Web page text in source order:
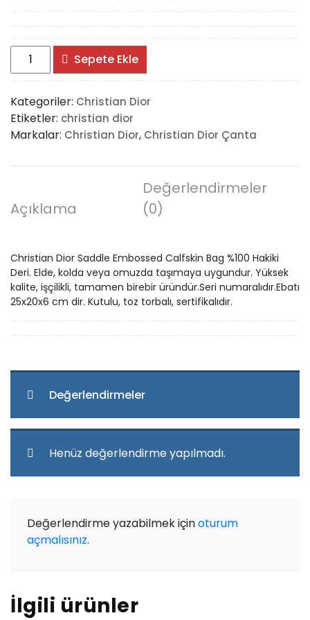
Christian
Dior
Saddle
Embossed
Calfskin
Bag
Sepete Ekle
Kategoriler: Christian Dior
Etiketler: christian dior
Markalar: Christian Dior, Christian Dior Çanta
Açıklama
Değerlendirmeler
(0)
Christian Dior Saddle Embossed Calfskin Bag %100 Hakiki
Deri. Elde, kolda veya omuzda taşımaya uygundur. Yüksek
kalite, işçilikli, tamamen birebir üründür.Seri numaralıdır.Ebatı
25x20x6 cm dir. Kutulu, toz torbalı, sertifikalıdır.
Değerlendirmeler
Henüz değerlendirme yapılmadı.
Değerlendirme yazabilmek içinoturum
açmalısınız.
İlgili ürünler